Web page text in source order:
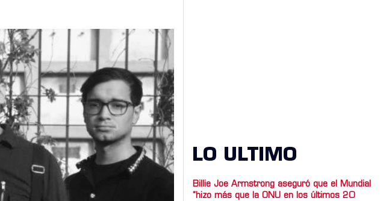
LO ULTIMO
Billie Joe Armstrong aseguró que el Mundial
“hizo más que la ONU en los últimos 20